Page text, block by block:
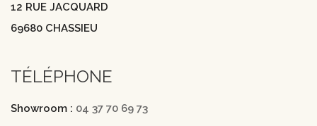
12 RUE JACQUARD
69680 CHASSIEU
TÉLÉPHONE
Showroom : 04 37 70 69 73